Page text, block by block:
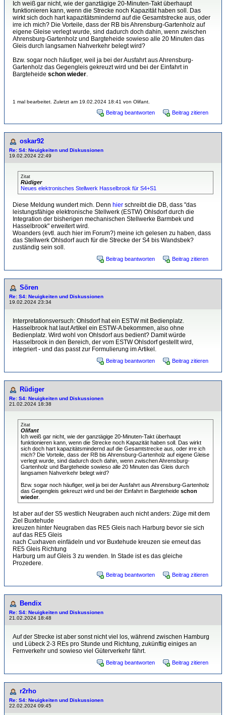
Ich weiß gar nicht, wie der ganztägige 20-Minuten-Takt überhaupt
funktionieren kann, wenn die Strecke noch Kapazität haben soll. Das
wirkt sich doch hart kapazitätsmindernd auf die Gesamtstrecke aus, oder
irre ich mich? Die Vorteile, dass der RB bis Ahrensburg-Gartenholz auf
eigene Gleise verlegt wurde, sind dadurch doch dahin, wenn zwischen
Ahrensburg-Gartenholz und Bargteheide sowieso alle 20 Minuten das
Gleis durch langsamen Nahverkehr belegt wird?
Bzw. sogar noch häufiger, weil ja bei der Ausfahrt aus Ahrensburg-
Gartenholz das Gegengleis gekreuzt wird und bei der Einfahrt in
Bargteheide schon wieder
1 mal bearbeitet. Zuletzt am 19.02.2024 18:41 von Olifant.
Beitrag beantworten Beitrag zitieren
oskar92
Re: S4: Neuigkeiten und Diskussionen
19.02.2024 22:49
Zitat
Rüdiger
Neues elektronisches Stellwerk Hasselbrook für S4+S1
Diese Meldung wundert mich. Denn hier schreibt die DB, dass "das
leistungsfähige elektronische Stellwerk (ESTW) Ohlsdorf durch die
Integration der bisherigen mechanischen Stellwerke Barmbek und
Hasselbrook" erweitert wird.
Woanders (evtl. auch hier im Forum?) meine ich gelesen zu haben, dass
das Stellwerk Ohlsdorf auch für die Strecke der S4 bis Wandsbek?
zuständig sein soll.
Beitrag beantworten Beitrag zitieren
Sören
Re: S4: Neuigkeiten und Diskussionen
19.02.2024 23:34
Interpretationsversuch: Ohlsdorf hat ein ESTW mit Bedienplatz.
Hasselbrook hat laut Artikel ein ESTW-A bekommen, also ohne
Bedienplatz. Wird wohl von Ohlsdorf aus bedient? Damit würde
Hasselbrook in den Bereich, der vom ESTW Ohlsdorf gestellt wird,
integriert - und das passt zur Formulierung im Artikel.
Beitrag beantworten Beitrag zitieren
Rüdiger
Re: S4: Neuigkeiten und Diskussionen
21.02.2024 18:38
Zitat
Olifant
Ich weiß gar nicht, wie der ganztägige 20-Minuten-Takt überhaupt
funktionieren kann, wenn die Strecke noch Kapazität haben soll. Das wirkt
sich doch hart kapazitätsmindernd auf die Gesamtstrecke aus, oder irre ich
mich? Die Vorteile, dass der RB bis Ahrensburg-Gartenholz auf eigene Gleise
verlegt wurde, sind dadurch doch dahin, wenn zwischen Ahrensburg-
Gartenholz und Bargteheide sowieso alle 20 Minuten das Gleis durch
langsamen Nahverkehr belegt wird?
Bzw. sogar noch häufiger, weil ja bei der Ausfahrt aus Ahrensburg-Gartenholz
das Gegengleis gekreuzt wird und bei der Einfahrt in Bargteheide schon
wieder.
Ist aber auf der S5 westlich Neugraben auch nicht anders: Züge mit dem
Ziel Buxtehude
kreuzen hinter Neugraben das RE5 Gleis nach Harburg bevor sie sich
auf das RE5 Gleis
nach Cuxhaven einfädeln und vor Buxtehude kreuzen sie erneut das
RE5 Gleis Richtung
Harburg um auf Gleis 3 zu wenden. In Stade ist es das gleiche
Prozedere.
Beitrag beantworten Beitrag zitieren
Bendix
Re: S4: Neuigkeiten und Diskussionen
21.02.2024 18:48
Auf der Strecke ist aber sonst nicht viel los, während zwischen Hamburg
und Lübeck 2-3 REs pro Stunde und Richtung, zukünftig einiges an
Fernverkehr und sowieso viel Güterverkehr fährt.
Beitrag beantworten Beitrag zitieren
r2rho
Re: S4: Neuigkeiten und Diskussionen
22.02.2024 09:45